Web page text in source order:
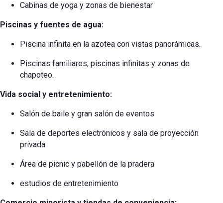
Cabinas de yoga y zonas de bienestar
Piscinas y fuentes de agua:
Piscina infinita en la azotea con vistas panorámicas.
Piscinas familiares, piscinas infinitas y zonas de
chapoteo.
Vida social y entretenimiento:
Salón de baile y gran salón de eventos
Sala de deportes electrónicos y sala de proyección
privada
Área de picnic y pabellón de la pradera
estudios de entretenimiento